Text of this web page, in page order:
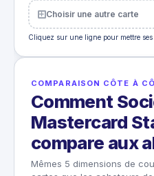
Choisir une autre carte
Cliquez sur une ligne pour mettre
COMPARAISON CÔTE À
Comment
Mastercard
compare aux
Mêmes 5 dimensions de